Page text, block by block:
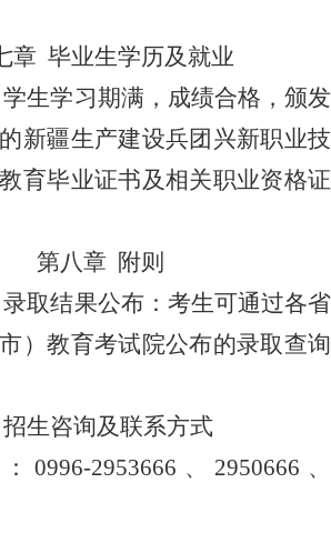
章 毕业生学历及就业
学生学习期满，成绩合格，颁发
新疆生产建设兵团兴新职业技
育毕业证书及相关职业资格证
第八章 附则
录取结果公布：考生可通过各省
）教育考试院公布的录取查询
招生咨询及联系方式
0996-2953666、2950666、